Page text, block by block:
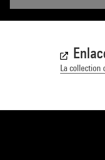
La collection